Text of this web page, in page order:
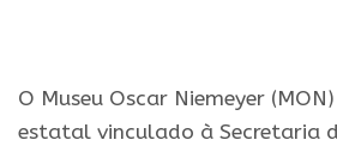
O Museu Oscar Niemeyer
estatal vinculado à Secretaria